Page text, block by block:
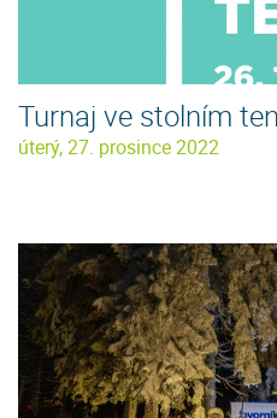
Turnaj ve stolním
úterý, 27. prosince 2022